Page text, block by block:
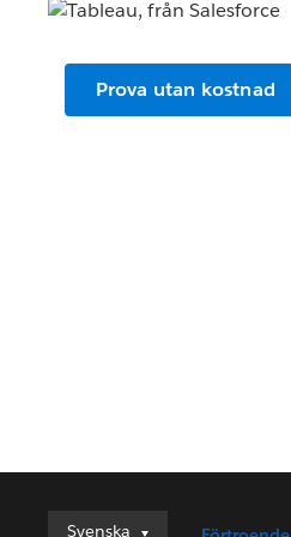
Prova utan kostnad
Svenska
Svenska